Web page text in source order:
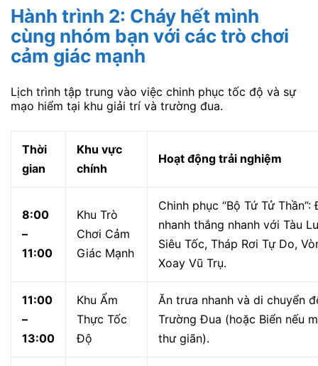
Thời
gian
Khu vực
chính
Hoạt động trải nghiệm
8:30
–
Vườn Thú
Đi xe điện vòng quanh,
ngắm Hổ Trắng, Hươu Cao
(nếu có).
Khu Ẩm
Thực/Nhà
Hàng
Ăn trưa và nghỉ ngơi tại
các khu vực gần biển hoặc
trung tâm. Cho bé ngủ
trưa ngắn nếu cần.
13:00
–
15:30
Nhân Tạo
Giải nhiệt tại Biển Sóng
Nhân Tạo: Cho các bé vui
chơi khu vực nước nông,
trải nghiệm sóng biển.